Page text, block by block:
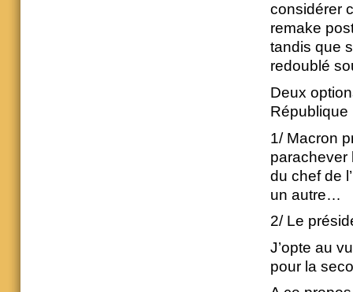
considérer
remake
tandis que
redoublé
Deux
République
1/ Macron
parachever
du chef de
un autre…
2/ Le
J’opte au
pour la